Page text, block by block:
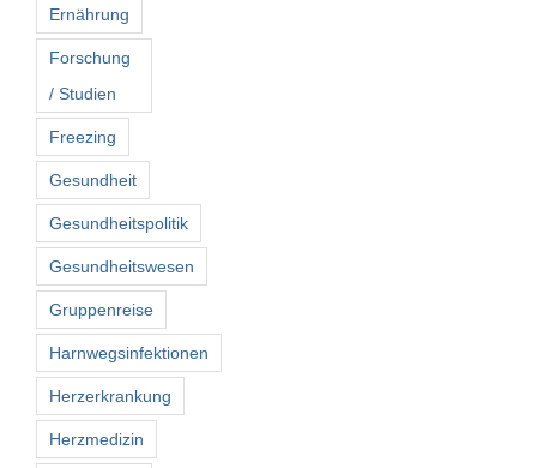
Ernährung
Forschung
/ Studien
Freezing
Gesundheit
Gesundheitspolitik
Gesundheitswesen
Gruppenreise
Harnwegsinfektionen
Herzerkrankung
Herzmedizin